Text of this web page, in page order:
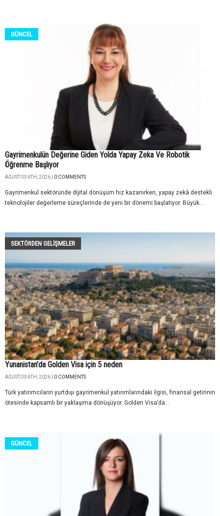
GÜNCEL
Gayrimenkulün Değerine Giden Yolda Yapay Zeka Ve Robotik
Öğrenme Başlıyor
AĞUSTOS 4TH, 2026 | 0 COMMENTS
Gayrimenkul sektöründe dijital dönüşüm hız kazanırken, yapay zekâ destekli
teknolojiler değerleme süreçlerinde de yeni bir dönemi başlatıyor. Büyük...
SEKTÖRDEN GELIŞMELER
Yunanistan’da Golden Visa için 5 neden
AĞUSTOS 4TH, 2026 | 0 COMMENTS
Türk yatırımcıların yurtdışı gayrimenkul yatırımlarındaki ilgisi, finansal getirinin
ötesinde kapsamlı bir yaklaşıma dönüşüyor. Golden Visa’da...
GÜNCEL